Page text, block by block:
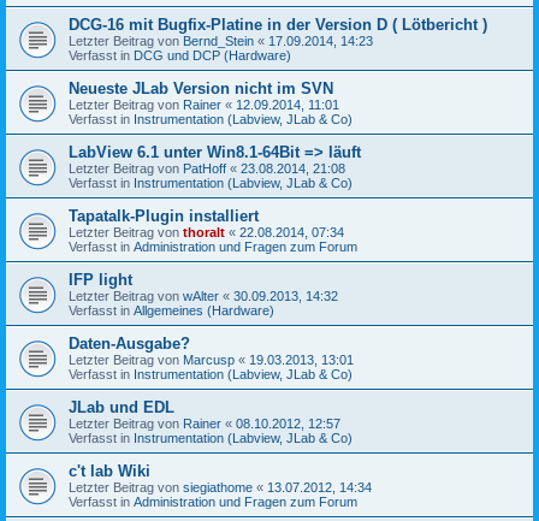
DCG-16 mit Bugfix-Platine in der Version D ( Lötbericht )
Letzter Beitrag von Bernd_Stein « 17.09.2014, 14:23
Verfasst in DCG und DCP (Hardware)
Neueste JLab Version nicht im SVN
Letzter Beitrag von Rainer « 12.09.2014, 11:01
Verfasst in Instrumentation (Labview, JLab & Co)
LabView 6.1 unter Win8.1-64Bit => läuft
Letzter Beitrag von PatHoff « 23.08.2014, 21:08
Verfasst in Instrumentation (Labview, JLab & Co)
Tapatalk-Plugin installiert
Letzter Beitrag von thoralt « 22.08.2014, 07:34
Verfasst in Administration und Fragen zum Forum
IFP light
Letzter Beitrag von wAlter « 30.09.2013, 14:32
Verfasst in Allgemeines (Hardware)
Daten-Ausgabe?
Letzter Beitrag von Marcusp « 19.03.2013, 13:01
Verfasst in Instrumentation (Labview, JLab & Co)
JLab und EDL
Letzter Beitrag von Rainer « 08.10.2012, 12:57
Verfasst in Instrumentation (Labview, JLab & Co)
c't lab Wiki
Letzter Beitrag von siegiathome « 13.07.2012, 14:34
Verfasst in Administration und Fragen zum Forum